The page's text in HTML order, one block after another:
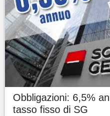
Obbligazioni: 6,5%
tasso fisso di SG